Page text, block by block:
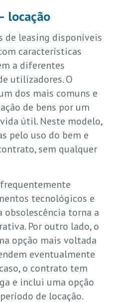
locação
de leasing disponíveis
características
a diferentes
utilizadores. O
dos mais comuns e
de bens por um
útil. Neste modelo,
pelo uso do bem e
sem qualquer
tecnológicos e
obsolescência torna a
Por outro lado, o
opção mais voltada
eventualmente
o contrato tem
e inclui uma opção
de locação.